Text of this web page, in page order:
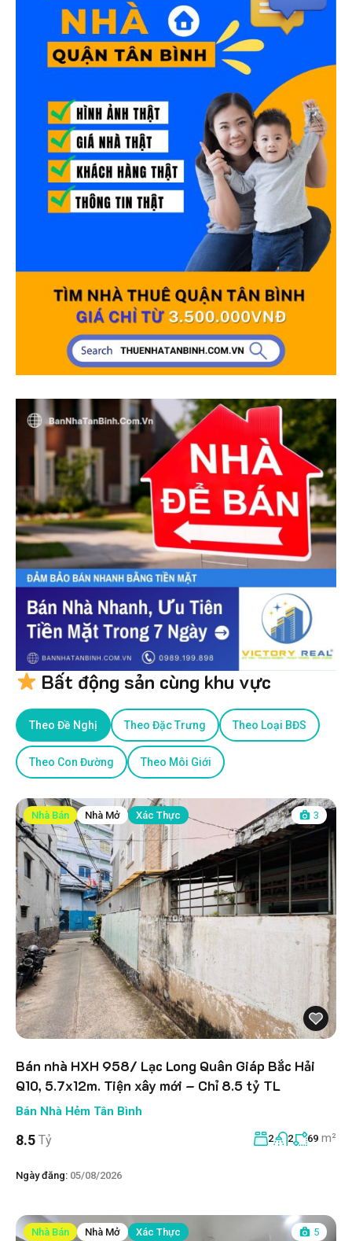
Bất động sản cùng khu vực
Theo Đề Nghị Theo Đặc Trưng Theo Loại BĐS
Theo Con Đường Theo Môi Giới
Nhà Bán Nhà Mở Xác Thực 3
Bán nhà HXH 958/ Lạc Long Quân Giáp Bắc Hải
Q10, 5.7x12m. Tiện xây mới – Chỉ 8.5 tỷ TL
Bán Nhà Hẻm Tân Bình
8.5 Tỷ 2 2 69 m²
Ngày đăng: 05/08/2026
Nhà Bán Nhà Mở Xác Thực 5